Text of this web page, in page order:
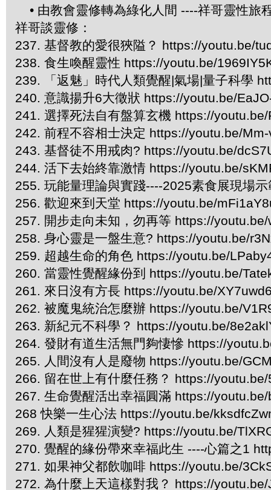
• 由教會靈修轉為綠化人間 ----祥哥靈性
祥哥談靈修：
237. 基督教的愛很狹隘？ https://youtu.be/
238. 食生喚醒靈性 https://youtu.be/
239. 「返魅」時代人類覺醒|氣場|量子科學
240. 意識揚升6大徵狀 https://youtu.be/
241. 選擇死法自有盤算玄機 https://
242. 前程不容相士決定 https://youtu.be/
243. 基督徒不用戒肉? https://youtu.be/
244. 活下去始終靠激情 https://youtu.be/
255. 玩能量理論與實踐----2025素食展現場
256. 歡迎來到天堂 https://youtu.be/
257. 開步走向未知，勿再等 https://
258. 身心靈是一盤生意? https://youtu.be/
259. 超越生命的角色 https://youtu.be/
260. 當靈性覺醒緣份到 https://youtu.be/
261. 來日沒有方長 https://youtu.be/
262. 被魔鬼統治怎麼辦 https://youtu.be/
263. 新紀元不科學？ https://youtu.be/
264. 發財有道生活無門夠悽慘 https://
265. 人間沒有人是廢物 https://youtu.be/
266. 留在世上有什麼任務？ https://
267. 生命覺醒活出幸福圓滿 https://
268 快樂一生心法 https://youtu.be/
269. 人類是猩猩演變? https://youtu.be/
270. 覺醒的緣份帶來幸福此生 ----心篇之1
271. 如果神父都飲咖啡 https://youtu.be/
272. 為什麼上天這樣對我？ https://